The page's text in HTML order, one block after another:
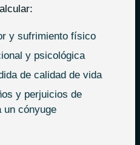
y sufrimiento físico
y psicológica
de calidad de vida
y perjuicios de
un cónyuge